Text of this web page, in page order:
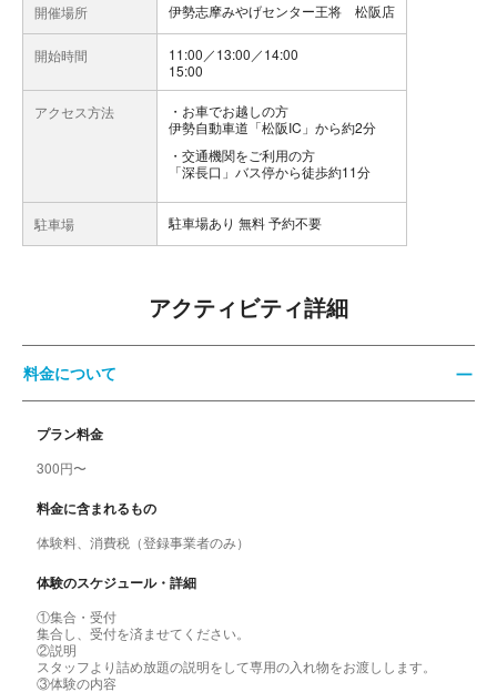
開催場所 伊勢志摩みやげセンター王将 松阪店
開始時間
11:00／13:00／14:00
15:00
アクセス方法
お車でお越しの方
伊勢自動車道「松阪IC」から約2分
交通機関をご利用の方
「深長口」バス停から徒歩約11分
駐車場 駐車場あり 無料 予約不要
アクティビティ詳細
料金について
プラン料金
300円〜
料金に含まれるもの
体験料、消費税（登録事業者のみ）
体験のスケジュール・詳細
①集合・受付
集合し、受付を済ませてください。
②説明
スタッフより詰め放題の説明をして専用の入れ物をお渡しします。
③体験の内容